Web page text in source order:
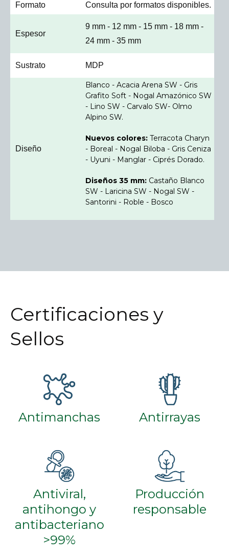
Formato Consulta por formatos disponibles.
Espesor
9 mm - 12 mm - 15 mm - 18 mm -
24 mm - 35 mm
Sustrato MDP
Diseño
Blanco - Acacia Arena SW - Gris
Grafito Soft - Nogal Amazónico SW
- Lino SW - Carvalo SW- Olmo
Alpino SW.
Nuevos colores: Terracota Charyn
- Boreal - Nogal Biloba - Gris Ceniza
- Uyuni - Manglar - Ciprés Dorado.
Diseños 35 mm: Castaño Blanco
SW - Laricina SW - Nogal SW -
Santorini - Roble - Bosco
Certificaciones y
Sellos
Antimanchas Antirrayas
Antiviral,
antihongo y
antibacteriano
>99%
Producción
responsable